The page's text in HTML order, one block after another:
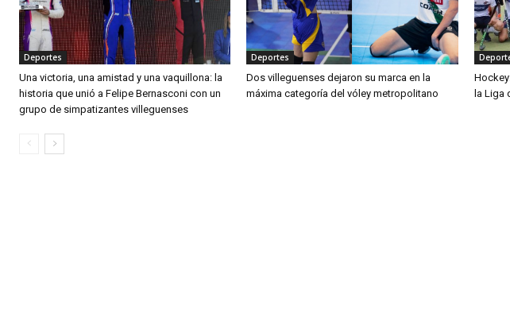
Deportes
Una victoria, una amistad y una vaquillona: la
historia que unió a Felipe Bernasconi con un
grupo de simpatizantes villeguenses
Deportes
Dos villeguenses dejaron su marca en la
máxima categoría del vóley metropolitano
la Liga